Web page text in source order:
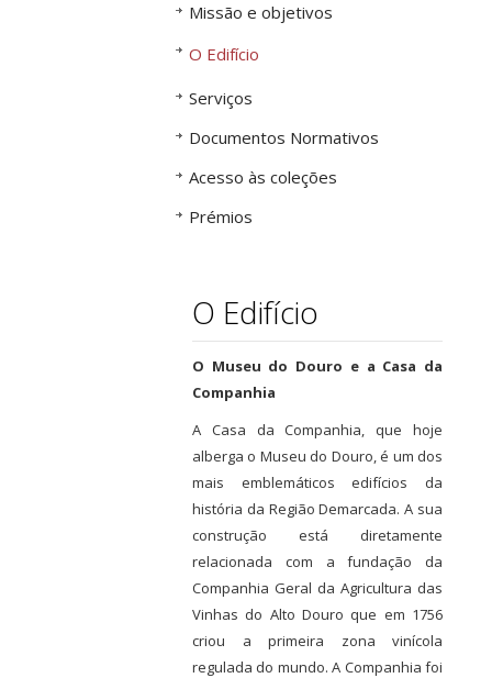
Missão e objetivos
O Edifício
Serviços
Documentos Normativos
Acesso às coleções
Prémios
O Edifício
O Museu do Douro e a Casa da
Companhia
A Casa da Companhia, que hoje
alberga o Museu do Douro, é um dos
mais emblemáticos edifícios da
história da Região Demarcada. A sua
construção está diretamente
relacionada com a fundação da
Companhia Geral da Agricultura das
Vinhas do Alto Douro que em 1756
criou a primeira zona vinícola
regulada do mundo. A Companhia foi